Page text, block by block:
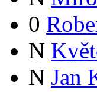
0
N
N Jan